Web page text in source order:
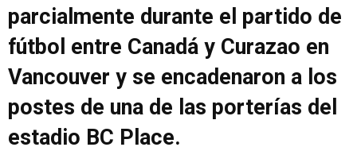
parcialmente durante el partido de
fútbol entre Canadá y Curazao en
Vancouver y se encadenaron a los
postes de una de las porterías del
estadio BC Place.